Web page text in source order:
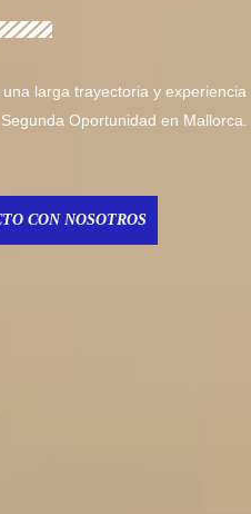
larga trayectoria y experiencia
Oportunidad en Mallorca.
CON NOSOTROS